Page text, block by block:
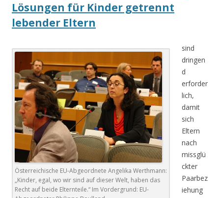
Lösungen für Kinder getrennt
lebender Eltern
Österreichische EU-Abgeordnete Angelika Werthmann:
„Kinder, egal, wo wir sind auf dieser Welt, haben das
Recht auf beide Elternteile.“ Im Vordergrund: EU-
sind
dringen
d
erforder
lich,
damit
sich
Eltern
nach
missglü
ckter
Paarbez
iehung